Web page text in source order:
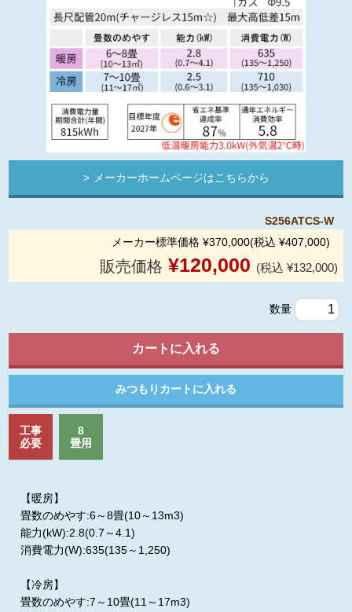
メーカーホームページはこちらから
S256ATCS-W
メーカー標準価格 ¥370,000(税込 ¥407,000)
販売価格 ¥120,000 (税込 ¥132,000)
数量
工事
必要
8
畳用
【暖房】
畳数のめやす:6～8畳(10～13m3)
能力(kW):2.8(0.7～4.1)
消費電力(W):635(135～1,250)
【冷房】
畳数のめやす:7～10畳(11～17m3)